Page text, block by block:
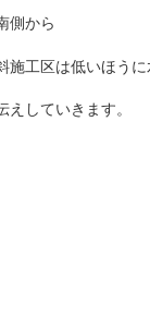
ら
工区は低いほうに
していきます。